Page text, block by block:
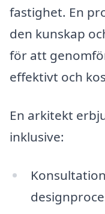
fastighet. En
den kunskap
för att
effektivt och
En arkitekt
inklusive: